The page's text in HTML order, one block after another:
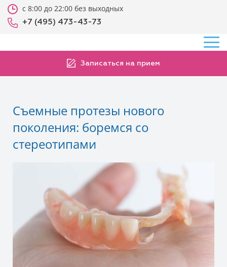
с 8:00 до 22:00 без выходных
+7 (495) 473-43-73
Записаться на прием
Съемные протезы нового
поколения: боремся со
стереотипами